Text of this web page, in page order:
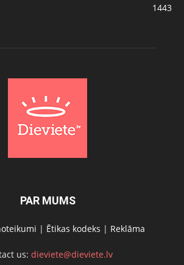
1443
PAR MUMS
| Ētikas kodeks | Reklāma
us: dieviete@dieviete.lv